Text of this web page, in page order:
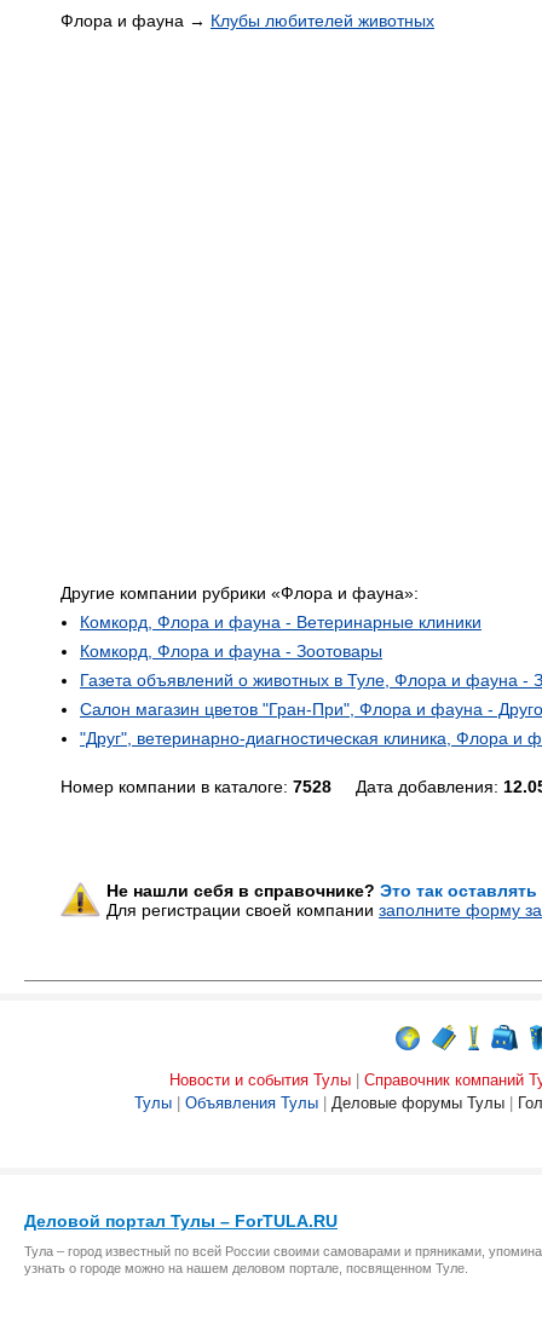
Флора и фауна → Клубы любителей животных
Другие компании рубрики «Флора и фауна»:
Комкорд, Флора и фауна - Ветеринарные клиники
Комкорд, Флора и фауна - Зоотовары
Газета объявлений о животных в Туле, Флора и фауна -
Салон магазин цветов "Гран-При", Флора и фауна -
"Друг", ветеринарно-диагностическая клиника, Флора и
Номер компании в каталоге: 7528 Дата добавления:
Не нашли себя в справочнике? Это так
Для регистрации своей компании заполните форму
Новости и события Тулы
Справочник компаний
Тулы
Объявления Тулы Деловые форумы Тулы
Деловой портал Тулы – ForTULA.RU
Тула – город известный по всей России своими самоварами и пряниками,
узнать о городе можно на нашем деловом портале, посвященном Туле.